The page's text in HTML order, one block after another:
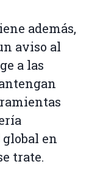
además,
aviso al
a las
en
trate.